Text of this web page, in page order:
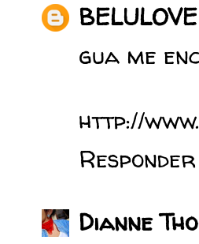
BELULOVE
gua me
http://
Responder
Dianne Tho